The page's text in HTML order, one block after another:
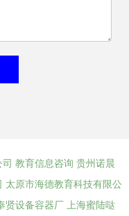
教育信息咨询 贵州诺晨
太原市海德教育科技有限公
贤设备容器厂
上海蜜陆哒